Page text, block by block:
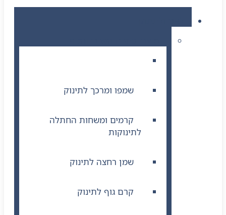
שמפו ומרכך לתינוק
קרמים ומשחות החתלה
לתינוקות
שמן רחצה לתינוק
קרם גוף לתינוק